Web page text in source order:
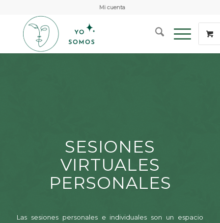
Mi cuenta
SESIONES
VIRTUALES
PERSONALES
Las sesiones personales e individuales son un espacio